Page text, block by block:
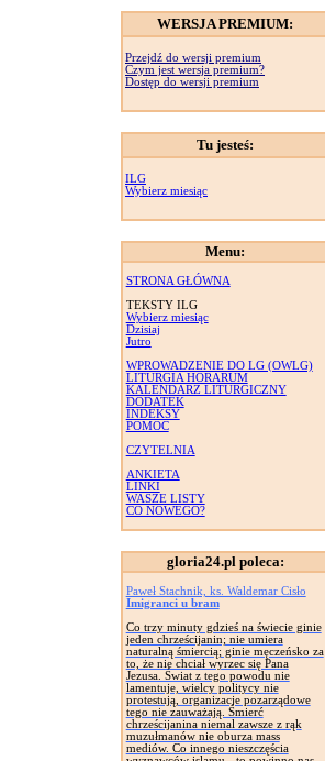
WERSJA PREMIUM:
Przejdź do wersji premium
Czym jest wersja premium?
Dostęp do wersji premium
Tu jesteś:
ILG
Wybierz miesiąc
Menu:
STRONA GŁÓWNA
TEKSTY ILG
Wybierz miesiąc
Dzisiaj
Jutro
WPROWADZENIE DO LG (OWLG)
LITURGIA HORARUM
KALENDARZ LITURGICZNY
DODATEK
INDEKSY
POMOC
CZYTELNIA
ANKIETA
LINKI
WASZE LISTY
CO NOWEGO?
gloria24.pl poleca:
Paweł Stachnik, ks. Waldemar Cisło
Imigranci u bram
Co trzy minuty gdzieś na świecie ginie
jeden chrześcijanin; nie umiera
naturalną śmiercią; ginie męczeńsko za
to, że nie chciał wyrzec się Pana
Jezusa. Świat z tego powodu nie
lamentuje, wielcy politycy nie
protestują, organizacje pozarządowe
tego nie zauważają. Śmierć
chrześcijanina niemal zawsze z rąk
muzułmanów nie oburza mass
mediów. Co innego nieszczęścia